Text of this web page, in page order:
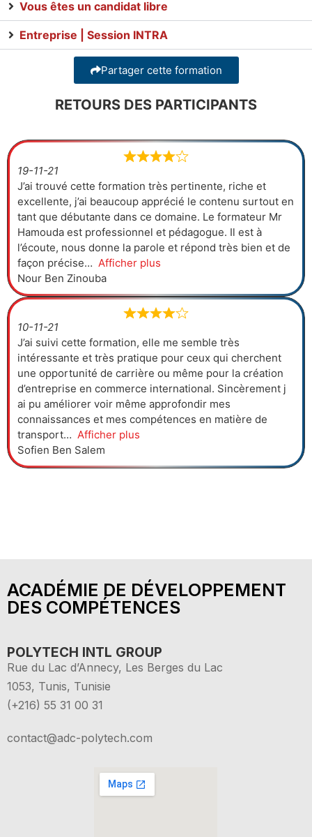
Vous êtes un candidat libre
Entreprise | Session INTRA
Partager cette formation
RETOURS DES PARTICIPANTS
19-11-21
J’ai trouvé cette formation très pertinente, riche et
excellente, j’ai beaucoup apprécié le contenu surtout en
tant que débutante dans ce domaine. Le formateur Mr
Hamouda est professionnel et pédagogue. Il est à
l’écoute, nous donne la parole et répond très bien et de
façon précise
Afficher plus
Nour Ben Zinouba
10-11-21
J’ai suivi cette formation, elle me semble très
intéressante et très pratique pour ceux qui cherchent
une opportunité de carrière ou même pour la création
d’entreprise en commerce international. Sincèrement j
ai pu améliorer voir même approfondir mes
connaissances et mes compétences en matière de
transport
Afficher plus
Sofien Ben Salem
ACADÉMIE DE DÉVELOPPEMENT
DES COMPÉTENCES
POLYTECH INTL GROUP
Rue du Lac d’Annecy, Les Berges du Lac
1053, Tunis, Tunisie
(+216) 55 31 00 31
contact@adc-polytech.com